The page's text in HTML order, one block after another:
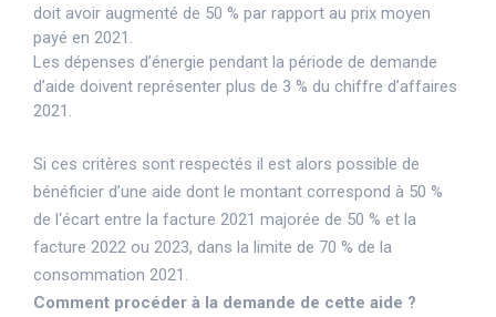
doit avoir augmenté de 50 % par rapport au prix moyen
payé en 2021.
Les dépenses d’énergie pendant la période de demande
d’aide doivent représenter plus de 3 % du chiffre d’affaires
2021.
Si ces critères sont respectés il est alors possible de
bénéficier d’une aide dont le montant correspond à 50 %
de l‘écart entre la facture 2021 majorée de 50 % et la
facture 2022 ou 2023, dans la limite de 70 % de la
consommation 2021.
Comment procéder à la demande de cette aide ?